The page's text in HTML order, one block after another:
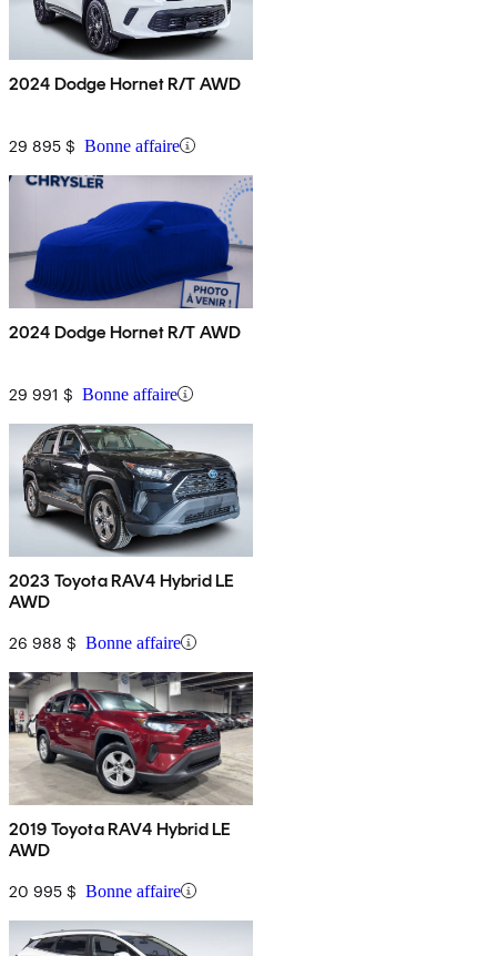
2024 Dodge Hornet R/T AWD
29 895 $ Bonne affaire
2024 Dodge Hornet R/T AWD
29 991 $ Bonne affaire
2023 Toyota RAV4 Hybrid LE
AWD
26 988 $ Bonne affaire
2019 Toyota RAV4 Hybrid LE
AWD
20 995 $ Bonne affaire